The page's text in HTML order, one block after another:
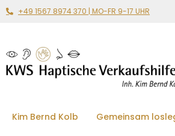
+49 1567 8974 370 | MO-FR 9-17 UHR
Kim Bernd Kolb Gemeinsam